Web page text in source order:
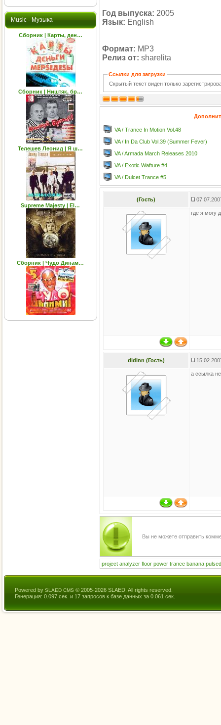
Music - Музыка
Сборник | Карты, ден…
Сборник | Ништяк, бр…
Телешев Леонид | Я ш…
Supreme Majesty | El…
Сборник | Чудо Динам…
Год выпуска: 2005
Язык: English
Формат: MP3
Релиз от: sharelita
Ссылки для загрузки
Скрытый текст виден только
VA / Trance In Motion Vol.48
VA / In Da Club Vol.39 (Summer Fever)
VA / Armada March Releases 2010
VA / Exotic Wafture #4
VA / Dulcet Trance #5
(Гость)
где я могу
didinn (Гость)
а ссылка
Вы не можете отправить
project analyzer floor power trance banana
Powered by SLAED CMS © 2005-2026 SLAED. All rights reserved.
Генерация: 0.097 сек. и 17 запросов к базе данных за 0.061 сек.